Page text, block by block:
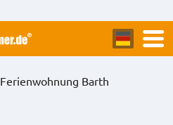
Ferienwohnung Barth